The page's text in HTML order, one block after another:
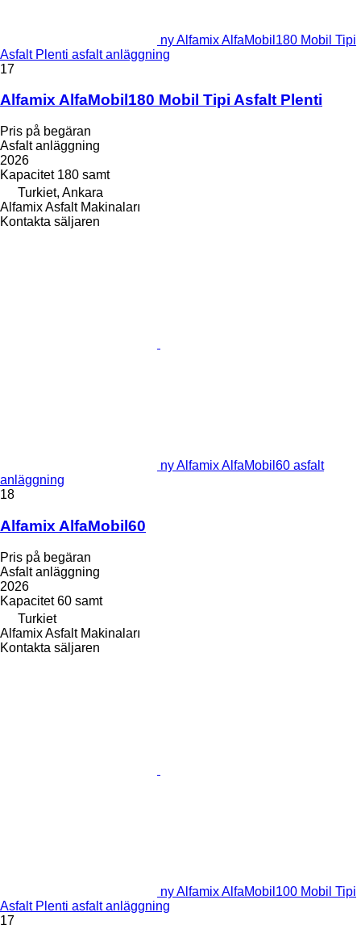
ny Alfamix AlfaMobil180 Mobil Tipi
Asfalt Plenti asfalt anläggning
17
Alfamix AlfaMobil180 Mobil Tipi Asfalt Plenti
Pris på begäran
Asfalt anläggning
2026
Kapacitet 180 samt
Turkiet, Ankara
Alfamix Asfalt Makinaları
Kontakta säljaren
ny Alfamix AlfaMobil60 asfalt
anläggning
18
Alfamix AlfaMobil60
Pris på begäran
Asfalt anläggning
2026
Kapacitet 60 samt
Turkiet
Alfamix Asfalt Makinaları
Kontakta säljaren
ny Alfamix AlfaMobil100 Mobil Tipi
Asfalt Plenti asfalt anläggning
17